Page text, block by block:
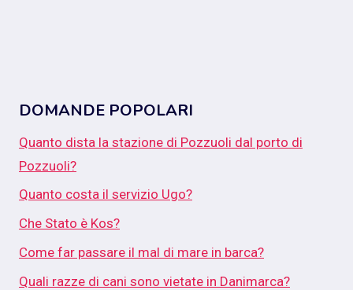
DOMANDE POPOLARI
Quanto dista la stazione di Pozzuoli dal porto di
Pozzuoli?
Quanto costa il servizio Ugo?
Che Stato è Kos?
Come far passare il mal di mare in barca?
Quali razze di cani sono vietate in Danimarca?